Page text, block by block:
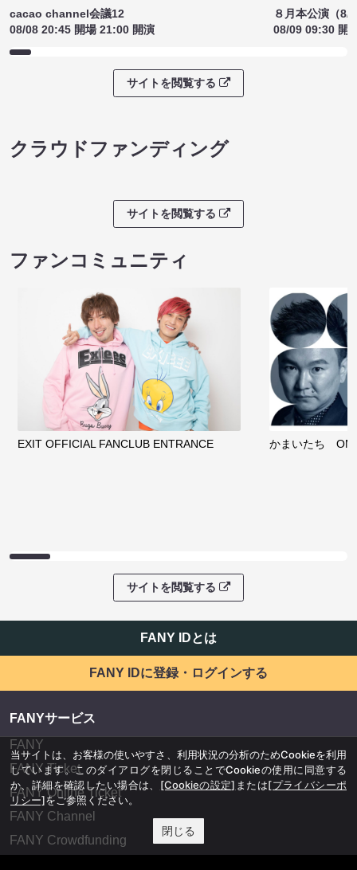
cacao channel会議12
08/08 20:45 開場 21:00 開演
８月本公演（8/
08/09 09:30 開
サイトを閲覧する
クラウドファンディング
サイトを閲覧する
ファンコミュニティ
EXIT OFFICIAL FANCLUB ENTRANCE かまいたち
サイトを閲覧する
FANY IDとは
FANY IDに登録・ログインする
FANYサービス
FANY
FANY Ticket
FANY Online Ticket
FANY Channel
FANY Crowdfunding
当サイトは、お客様の使いやすさ、利用状況の分析のためCookieを利用
しています。このダイアログを閉じることでCookieの使用に同意する
か、詳細を確認したい場合は、 [Cookieの設定] または[プライバシーポ
リシー]をご参照ください。
閉じる